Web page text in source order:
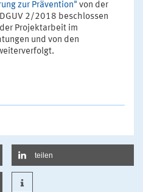
zur Prävention" von der
2/2018 beschlossen
Projektarbeit im
und von den
teilen